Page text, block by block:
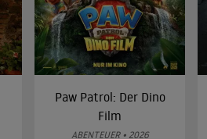
Paw Patrol: Der Dino
Film
ABENTEUER • 2026